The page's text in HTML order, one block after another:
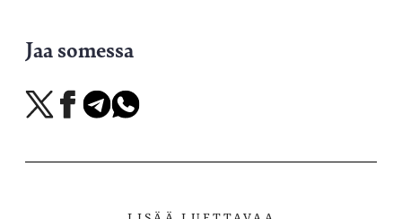
Jaa somessa
Jaa
X-
Jaa
Facebookissa
Jaa
Telegramissa
Jaa
WhatsAppissa